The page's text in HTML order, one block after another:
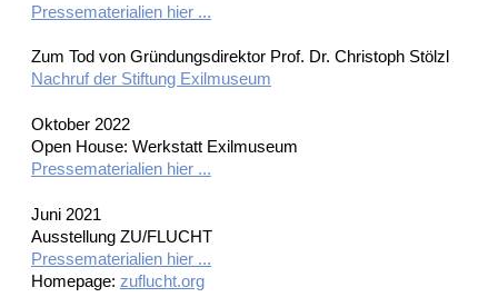
Pressematerialien hier ...
Zum Tod von Gründungsdirektor Prof. Dr. Christoph Stölzl
Nachruf der Stiftung Exilmuseum
Oktober 2022
Open House: Werkstatt Exilmuseum
Pressematerialien hier ...
Juni 2021
Ausstellung ZU/FLUCHT
Pressematerialien hier ...
Homepage: zuflucht.org